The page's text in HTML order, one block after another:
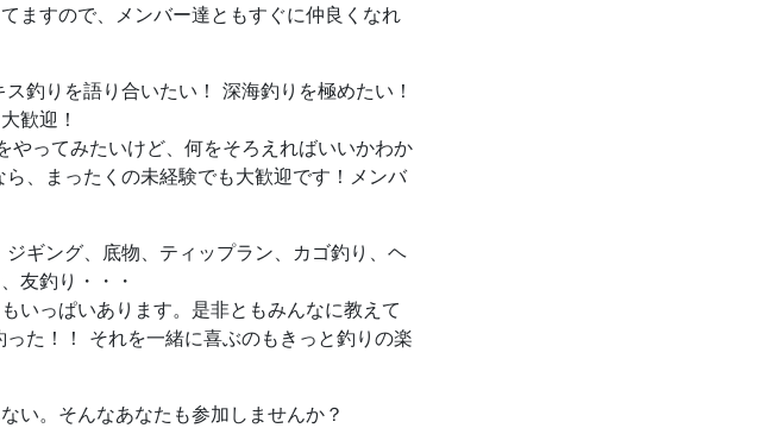
ますので、メンバー達ともすぐに仲良くなれ
釣りを語り合いたい！ 深海釣りを極めたい！
歓迎！
ってみたいけど、何をそろえればいいかわか
、まったくの未経験でも大歓迎です！メンバ
ギング、底物、ティップラン、カゴ釣り、ヘ
友釣り・・・
いっぱいあります。是非ともみんなに教えて
た！！ それを一緒に喜ぶのもきっと釣りの楽
い。そんなあなたも参加しませんか？